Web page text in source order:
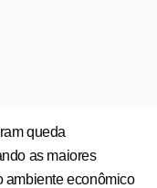
queda
as maiores
ambiente econômico